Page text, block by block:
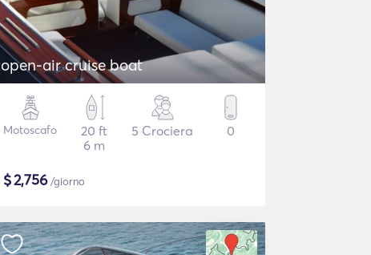
open-air cruise boat
Motoscafo
20 ft
6 m
5 Crociera 0
$2,756/giorno